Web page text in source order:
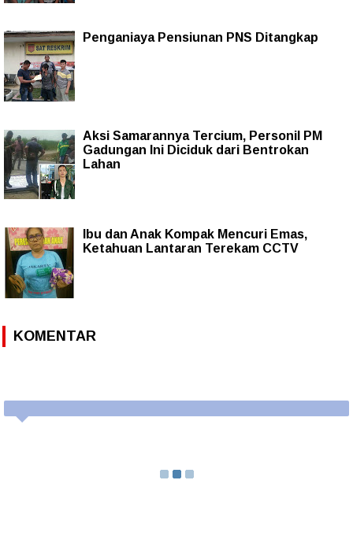
Penganiaya Pensiunan PNS Ditangkap
Aksi Samarannya Tercium, Personil PM
Gadungan Ini Diciduk dari Bentrokan
Lahan
Ibu dan Anak Kompak Mencuri Emas,
Ketahuan Lantaran Terekam CCTV
KOMENTAR